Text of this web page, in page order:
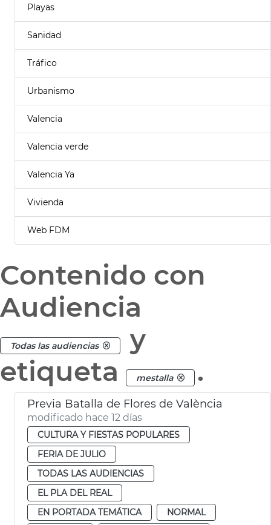
Playas
Sanidad
Tráfico
Urbanismo
Valencia
Valencia verde
Valencia Ya
Vivienda
Web FDM
Contenido con
Audiencia
Todas las audiencias
y
etiqueta
mestalla .
Previa Batalla de Flores de València
modificado hace 12 días
CULTURA Y FIESTAS POPULARES
FERIA DE JULIO
TODAS LAS AUDIENCIAS
EL PLA DEL REAL
EN PORTADA TEMÁTICA
NORMAL